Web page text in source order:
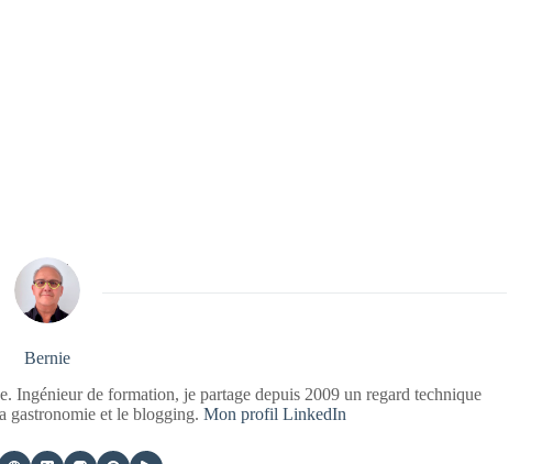
Bernie
Ingénieur de formation, je partage depuis 2009 un regard technique
gastronomie et le blogging.Mon profil LinkedIn